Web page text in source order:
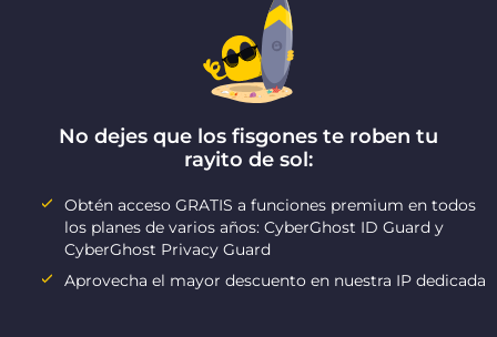
No dejes que los fisgones te roben tu
rayito de sol:
Obtén acceso GRATIS a funciones premium en todos
los planes de varios años: CyberGhost ID Guard y
CyberGhost Privacy Guard
Aprovecha el mayor descuento en nuestra IP dedicada